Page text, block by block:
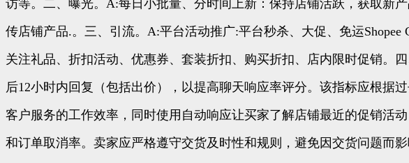
访等。二、曝光。A:每日小批量、分时间上新：保持店铺活跃，获取新
传店铺产品.。三、引流。A:平台活动推广:平台秒杀、大促、免运
关注礼品、折扣活动、优惠券、套装折扣、购买折扣、店内限时促销。
后12小时内回复（包括出价），以提高聊天响应率评分。该指标应根据
客户服务的工作效率，同时使用自动响应让买家了解店铺最近的促销活
和订单取消率。卖家应严格遵守交货及时性和规则，避免因交货问题而